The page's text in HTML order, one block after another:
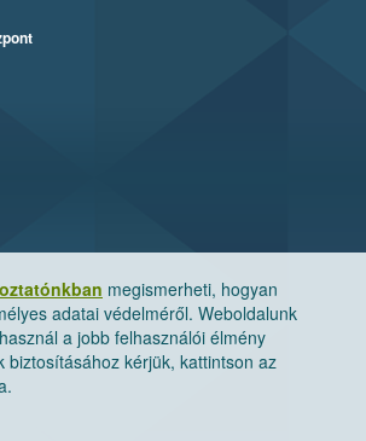
megismerheti, hogyan
adatai védelméről. Weboldalunk
a jobb felhasználói élmény
biztosításához kérjük, kattintson az